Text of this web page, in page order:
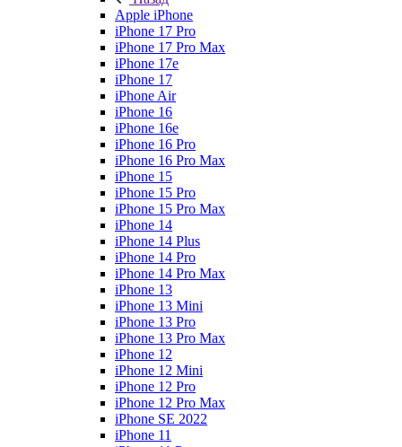
Apple iPhone
iPhone 17 Pro
iPhone 17 Pro Max
iPhone 17e
iPhone 17
iPhone Air
iPhone 16
iPhone 16e
iPhone 16 Pro
iPhone 16 Pro Max
iPhone 15
iPhone 15 Pro
iPhone 15 Pro Max
iPhone 14
iPhone 14 Plus
iPhone 14 Pro
iPhone 14 Pro Max
iPhone 13
iPhone 13 Mini
iPhone 13 Pro
iPhone 13 Pro Max
iPhone 12
iPhone 12 Mini
iPhone 12 Pro
iPhone 12 Pro Max
iPhone SE 2022
iPhone 11